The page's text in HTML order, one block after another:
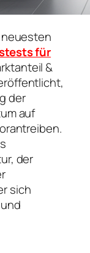
für
&
der
auf
der
sich